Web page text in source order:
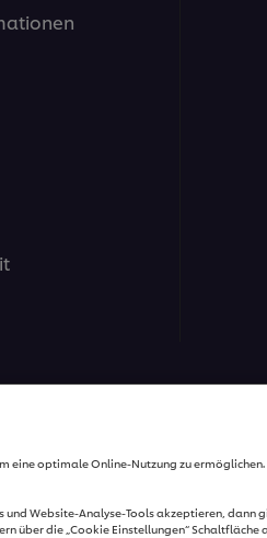
- Alle Rechte vorbehalten.
eine optimale Online-Nutzung zu ermöglichen.
und Website-Analyse-Tools akzeptieren, dann
über die „Cookie Einstellungen“ Schaltfläche